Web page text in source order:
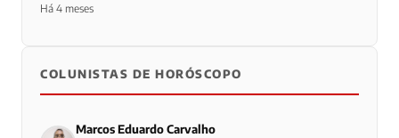
Há 4 meses
COLUNISTAS DE HORÓSCOPO
Marcos Eduardo Carvalho